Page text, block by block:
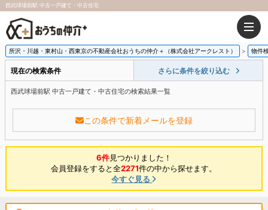
西武球場前駅 中古一戸建て・中古住宅
所沢・川越・東村山・西東京の不動産会社おうちの仲介＋（株式会社アークレスト） 物件
現在の検索条件 さらに条件を絞り込む
西武球場前駅 中古一戸建て・中古住宅の検索結果一覧
この条件で新着メールを登録
6件見つかりました！
会員登録をすると全2271件の中から探せます。
今すぐ見る